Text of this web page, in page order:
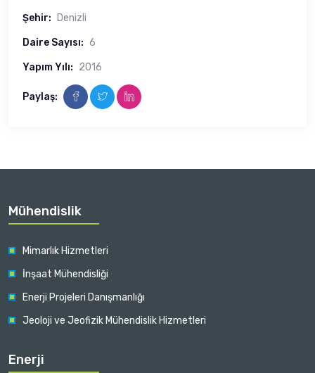
Şehir: Denizli
Daire Sayısı: 6
Yapım Yılı: 2016
Paylaş:
Mühendislik
Mimarlık Hizmetleri
İnşaat Mühendisliği
Enerji Projeleri Danışmanlığı
Jeoloji ve Jeofizik Mühendislik Hizmetleri
Enerji